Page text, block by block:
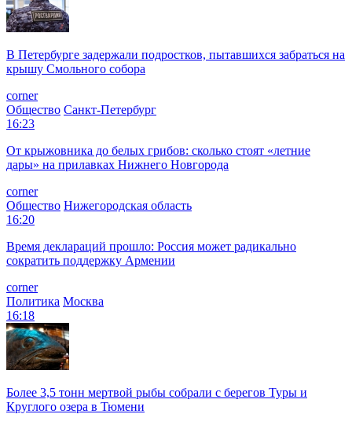
В Петербурге задержали подростков, пытавшихся забраться на
крышу Смольного собора
corner
Общество Санкт-Петербург
16:23
От крыжовника до белых грибов: сколько стоят «летние
дары» на прилавках Нижнего Новгорода
corner
Общество Нижегородская область
16:20
Время деклараций прошло: Россия может радикально
сократить поддержку Армении
corner
Политика Москва
16:18
Более 3,5 тонн мертвой рыбы собрали с берегов Туры и
Круглого озера в Тюмени